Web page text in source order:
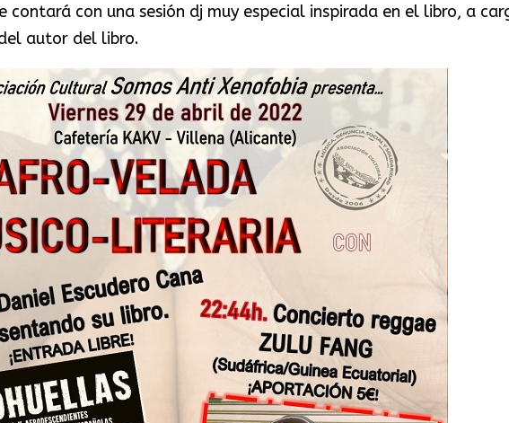
contará con una sesión dj muy especial inspirada en el libro, a
autor del libro.